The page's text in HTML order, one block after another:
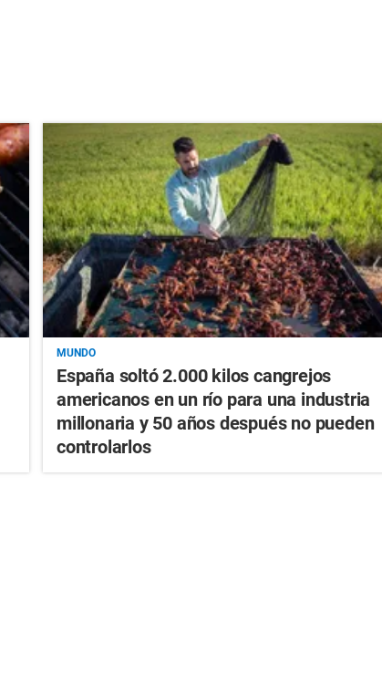
MUNDO
España soltó 2.000 kilos cangrejos
americanos en un río para una industria
millonaria y 50 años después no pueden
controlarlos